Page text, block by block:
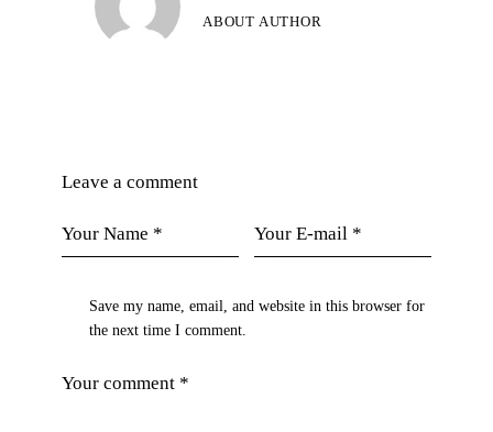
ABOUT AUTHOR
Leave a comment
Save my name, email, and website in this browser for
the next time I comment.